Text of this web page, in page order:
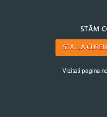
STĂM
STAI LA
Vizitati pagina